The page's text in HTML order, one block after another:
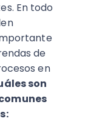
En todo
de
en
son